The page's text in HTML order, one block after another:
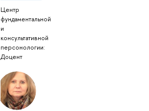
Центр
фундаментальной
и
консультативной
персонологии:
Доцент